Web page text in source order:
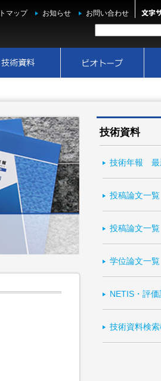
マップ お知らせ お問い合わせ
技術資料
技術年報 最
投稿論文一
投稿論文一
学位論文一覧
NETIS・評
技術資料検